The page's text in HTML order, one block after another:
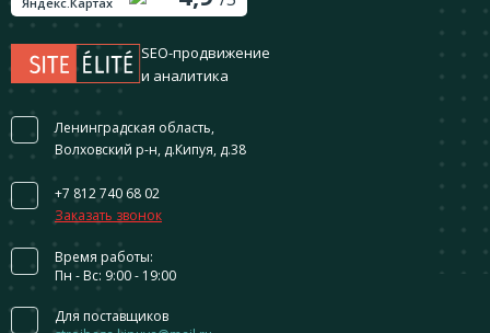
SEO-продвижение
и аналитика
Ленинградская область,
Волховский р-н, д.Кипуя, д.38
+7 812 740 68 02
Заказать звонок
Время работы:
Пн - Вс: 9:00 - 19:00
Для поставщиков